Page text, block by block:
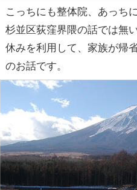
こっちにも整体院、あっち
杉並区荻窪界隈の話では無
休みを利用して、家族が帰
のお話です。